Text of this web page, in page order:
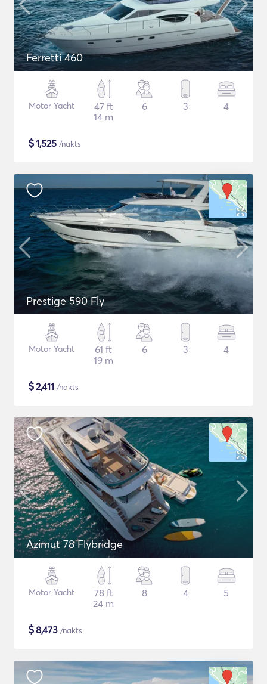
Ferretti 460
Motor Yacht
47 ft
14 m
6 3 4
$1,525 /nakts
Prestige 590 Fly
Motor Yacht
61 ft
19 m
6 3 4
$2,411 /nakts
Azimut 78 Flybridge
Motor Yacht
78 ft
24 m
8 4 5
$8,473 /nakts